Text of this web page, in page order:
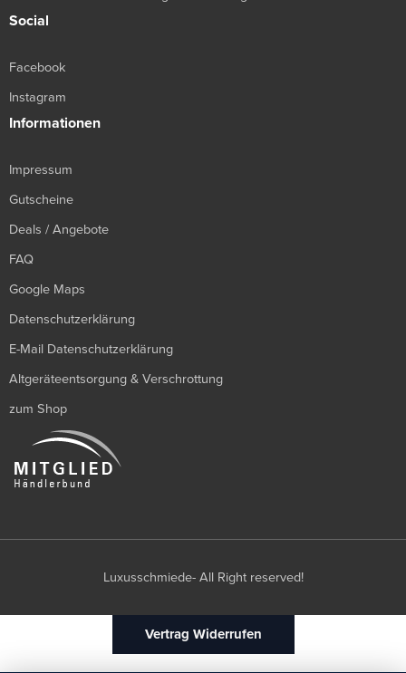
Social
Facebook
Instagram
Informationen
Impressum
Gutscheine
Deals / Angebote
FAQ
Google Maps
Datenschutzerklärung
E-Mail Datenschutzerklärung
Altgeräteentsorgung & Verschrottung
zum Shop
Luxusschmiede- All Right reserved!
Vertrag Widerrufen